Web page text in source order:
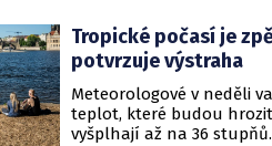
často přesahujícími 30 °C.
Tropické počasí je
potvrzuje výstraha
Meteorologové v neděli
teplot, které budou
vyšplhají až na 36